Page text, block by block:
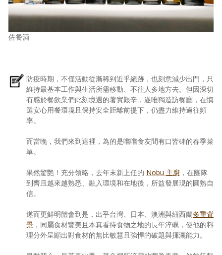
佐餐酒
防疫時期，不僅活動從漸稀到近乎絕跡，也刻意減少出門，只
維持最基本工作與生活所需移動、不往人多地方去。但因深切
有感於餐飲業們此刻境遇的著實艱辛，遂唯獨造訪餐廳，在慎
選安心用餐環境且保持安全距離前提下，仍盡力維持過往頻
率。
而當晚，我們來到這裡，為的是嚐嚐食友間有口皆碑的春季菜
單。
果然驚艷！充分領略，去年末新上任的 Nobu 主廚 ，在團隊
到齊且越來越熟悉、融入環境和在地後，所益發展現的圓熟自
信。
遂而更鮮明體會到是，出乎台灣、日本、澳洲與紐西蘭多重背
景 ，同屬食材豐美且本真看待食物之地的長年淬礪，使他的料
理分外呈顯出對食材的無比敏慧且強悍的破題與揮灑能力。